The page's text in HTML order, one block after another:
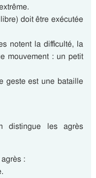
doit être exécutée
notent la difficulté, la
mouvement : un petit
geste est une bataille
distingue les agrès
: